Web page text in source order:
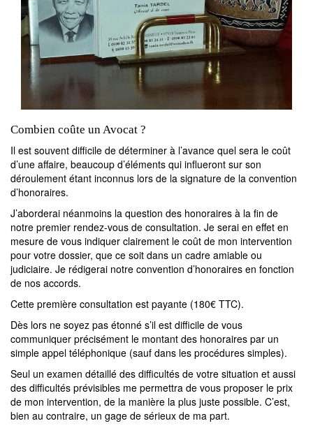
Combien coûte un Avocat ?
Il est souvent difficile de déterminer à l’avance quel sera le coût
d’une affaire, beaucoup d’éléments qui influeront sur son
déroulement étant inconnus lors de la signature de la convention
d’honoraires.
J’aborderai néanmoins la question des honoraires à la fin de
notre premier rendez-vous de consultation. Je serai en effet en
mesure de vous indiquer clairement le coût de mon intervention
pour votre dossier, que ce soit dans un cadre amiable ou
judiciaire. Je rédigerai notre convention d’honoraires en fonction
de nos accords.
Cette première consultation est payante (180€ TTC).
Dès lors ne soyez pas étonné s’il est difficile de vous
communiquer précisément le montant des honoraires par un
simple appel téléphonique (sauf dans les procédures simples).
Seul un examen détaillé des difficultés de votre situation et aussi
des difficultés prévisibles me permettra de vous proposer le prix
de mon intervention, de la manière la plus juste possible. C’est,
bien au contraire, un gage de sérieux de ma part.